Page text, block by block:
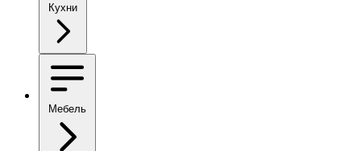
Кухни
Мебель